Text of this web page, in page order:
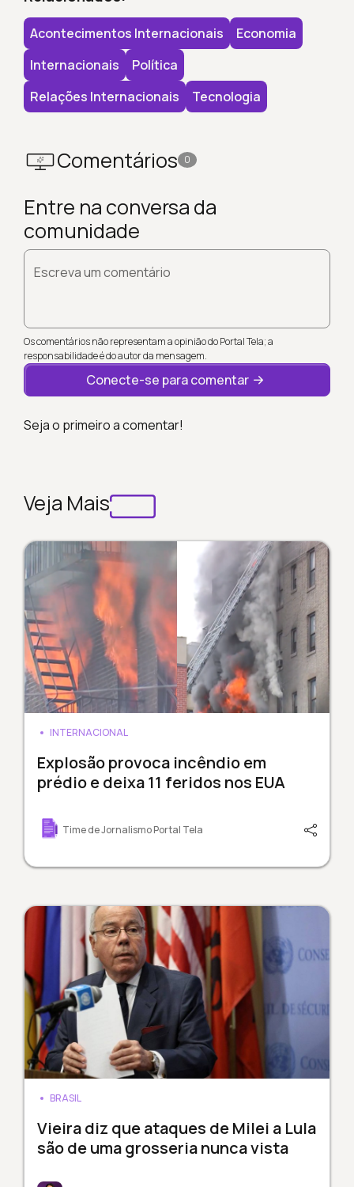
Acontecimentos Internacionais
Economia
Internacionais
Política
Relações Internacionais
Tecnologia
Comentários 0
Entre na conversa da
comunidade
Escreva um comentário
Os comentários não representam a opinião do Portal Tela; a
responsabilidade é do autor da mensagem.
Conecte-se para comentar
Seja o primeiro a comentar!
Veja Mais
INTERNACIONAL
Explosão provoca incêndio em
prédio e deixa 11 feridos nos EUA
Time de Jornalismo Portal Tela
BRASIL
Vieira diz que ataques de Milei a Lula
são de uma grosseria nunca vista